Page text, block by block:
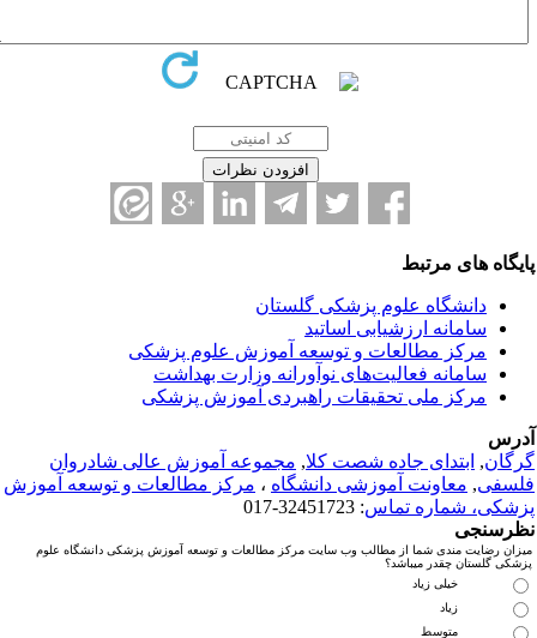
های مرتبط
دانشگاه علوم پزشکی گلستان
سامانه ارزشیابی اساتید
مرکز مطالعات و توسعه آموزش علوم پزشکی
سامانه فعالیت‌های نوآورانه وزارت بهداشت
مرکز ملی تحقیقات راهبردی آموزش پزشکی
, ابتدای جاده شصت کلا, مجموعه آموزش عالی شادروان
, معاونت آموزشی دانشگاه، مرکز مطالعات و توسعه آموزش
شماره تماس : 32451723-017
میزان رضایت مندی شما از مطالب وب سایت مرکز مطالعات و توسعه آموزش پزشکی دانشگاه علوم
پزشکی گلستان چقدر میباشد؟
خیلی زیاد
زیاد
متوسط